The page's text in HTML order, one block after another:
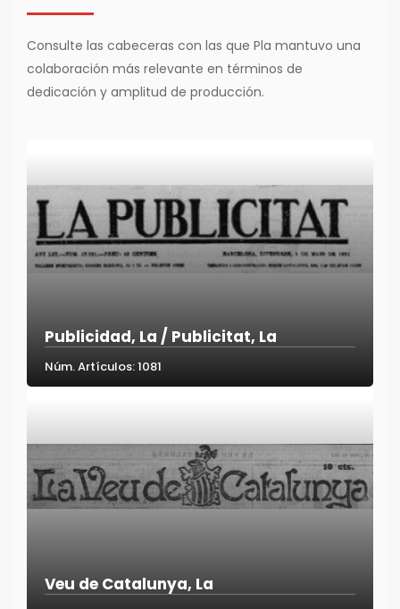
Consulte las cabeceras con las que Pla mantuvo una
colaboración más relevante en términos de
dedicación y amplitud de producción.
Publicidad, La / Publicitat, La
Núm. Artículos: 1081
Veu de Catalunya, La